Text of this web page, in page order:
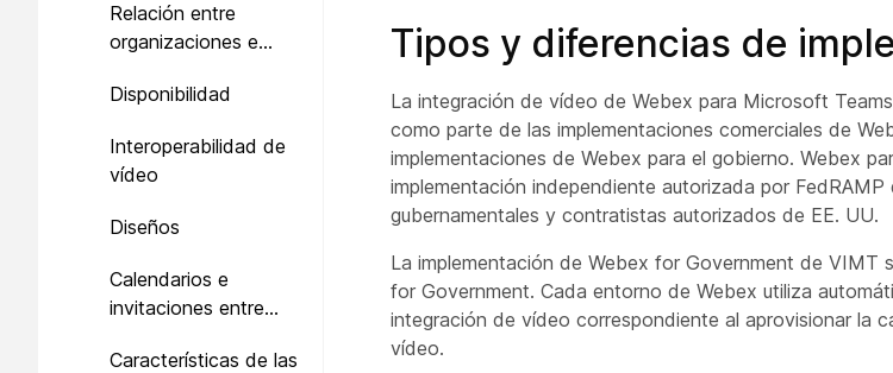
Relación entre
organizaciones e
Disponibilidad
Interoperabilidad de
vídeo
Diseños
Calendarios e
invitaciones entre
Características de las
Tipos y diferencias de
La integración de vídeo de Webex para Microsoft
como parte de las implementaciones comerciales de
implementaciones de Webex para el gobierno. Webex
implementación independiente autorizada por
gubernamentales y contratistas autorizados de EE. UU.
La implementación de Webex for Government de VIMT
for Government. Cada entorno de Webex utiliza
integración de vídeo correspondiente al aprovisionar la
vídeo.